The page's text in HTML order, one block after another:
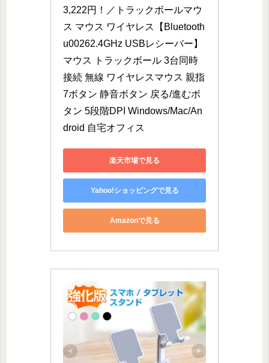
3,222円！／トラックボールマウ
ス マウス ワイヤレス【Bluetooth
u00262.4GHz USBレシーバー】
マウス トラックボール 3台同時
接続 無線 ワイヤレスマウス 親指
7ボタン 静音ボタン 戻る/進むボ
タン 5段階DPI Windows/Mac/An
droid 自宅オフィス
楽天市場で見る
Yahoo!ショッピングで見る
Amazonで見る